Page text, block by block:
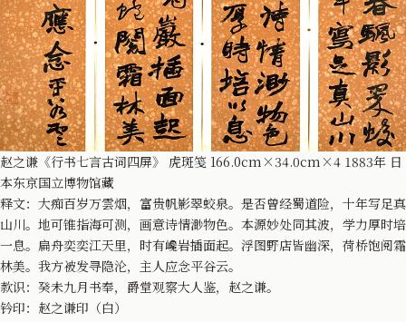
赵之谦《行书七言古词四屏》 虎斑笺 166.0cm×34.0cm×4 1883年 日
本东京国立博物馆藏
释文：大痴百岁万雲烟，富贵帆影翠蛟泉。是否曾经蜀道险，十年写足真
山川。地可锥指海可测，画意诗情渺物色。本源妙处同其波，学力厚时培
一息。扁舟奕奕江天里，时有巉岩插面起。浮图野店皆幽深，荷桥饱阅霜
林美。我方被发寻隐沦，主人应念平谷云。
款识：癸未九月书奉，爵堂观察大人鉴，赵之谦。
钤印：赵之谦印（白）